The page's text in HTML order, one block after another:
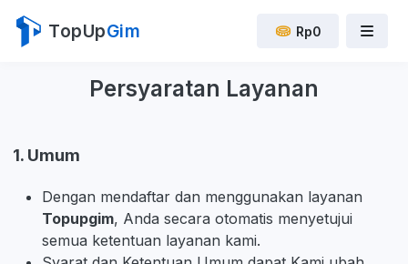
TopUpGim Rp0
Persyaratan Layanan
1. Umum
Dengan mendaftar dan menggunakan layanan
Topupgim, Anda secara otomatis menyetujui
semua ketentuan layanan kami.